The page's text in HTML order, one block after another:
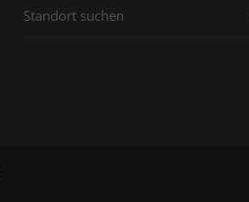
Standort suchen